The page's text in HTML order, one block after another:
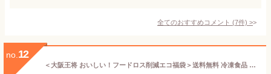
全てのおすすめコメント (7件) >
no. 12
＜大阪王将 おいしい！フードロス削減エコ福袋＞送料無料 冷凍食品 通販 お取り寄せ お取り寄せグルメ 中華 仕送り レンチン 簡単調理 備蓄 テレワーク 簡単 惣菜 手間抜き料理 お歳暮